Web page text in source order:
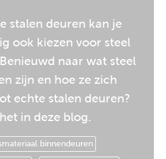
stalen deuren kan je
ook kiezen voor steel
naar wat steel
zijn en hoe ze zich
echte stalen deuren?
in deze blog.
binnendeuren